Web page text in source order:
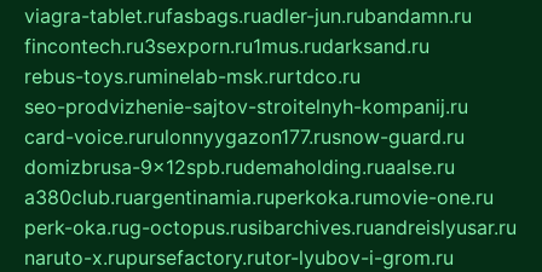
viagra-tablet.rufasbags.ruadler-jun.rubandamn.ru
fincontech.ru3sexporn.ru1mus.rudarksand.ru
rebus-toys.ruminelab-msk.rurtdco.ru
seo-prodvizhenie-sajtov-stroitelnyh-kompanij.ru
card-voice.rurulonnyygazon177.rusnow-guard.ru
domizbrusa-9x12spb.rudemaholding.ruaalse.ru
a380club.ruargentinamia.ruperkoka.rumovie-one.ru
perk-oka.rug-octopus.rusibarchives.ruandreislyusar.ru
naruto-x.rupursefactory.rutor-lyubov-i-grom.ru